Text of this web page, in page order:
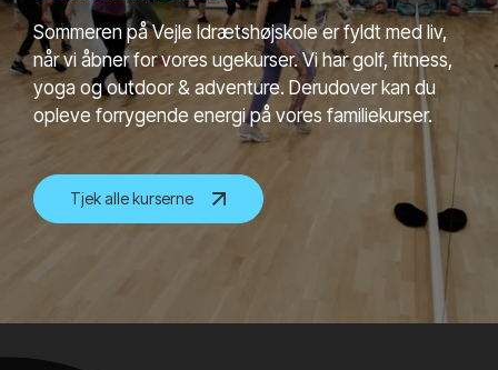
Sommeren på Vejle Idrætshøjskole er fyldt med liv,
når vi åbner for vores ugekurser. Vi har golf, fitness,
yoga og outdoor & adventure. Derudover kan du
opleve forrygende energi på vores familiekurser.
Tjek alle kurserne